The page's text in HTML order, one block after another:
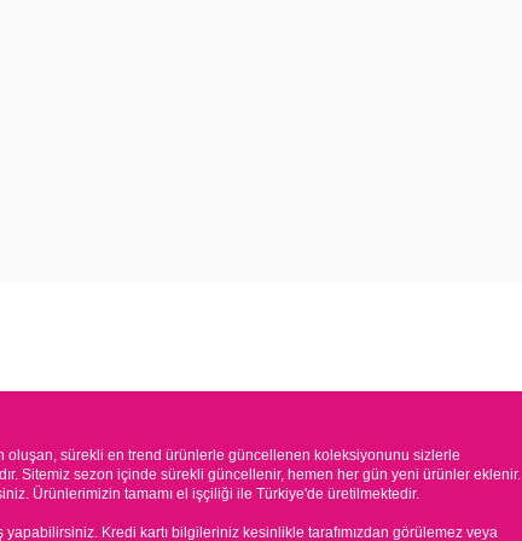
oluşan, sürekli en trend ürünlerle güncellenen koleksiyonunu sizlerle
Sitemiz sezon içinde sürekli güncellenir, hemen her gün yeni ürünler eklenir.
Ürünlerimizin tamamı el işçiliği ile Türkiye'de üretilmektedir.
Kredi kartı bilgileriniz kesinlikle tarafımızdan görülemez veya